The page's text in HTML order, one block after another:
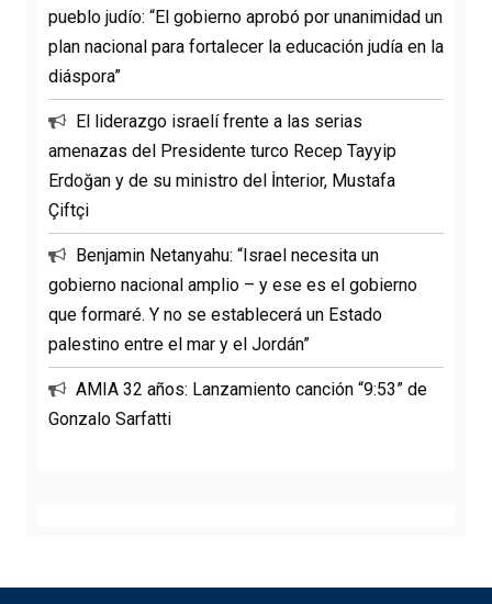
pueblo judío: “El gobierno aprobó por unanimidad un
plan nacional para fortalecer la educación judía en la
diáspora”
El liderazgo israelí frente a las serias
amenazas del Presidente turco Recep Tayyip
Erdoğan y de su ministro del İnterior, Mustafa
Çiftçi
Benjamin Netanyahu: “Israel necesita un
gobierno nacional amplio – y ese es el gobierno
que formaré. Y no se establecerá un Estado
palestino entre el mar y el Jordán”
AMIA 32 años: Lanzamiento canción “9:53” de
Gonzalo Sarfatti